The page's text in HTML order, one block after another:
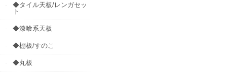
◆タイル天板/レンガセッ
ト
◆漆喰系天板
◆棚板/すのこ
◆丸板